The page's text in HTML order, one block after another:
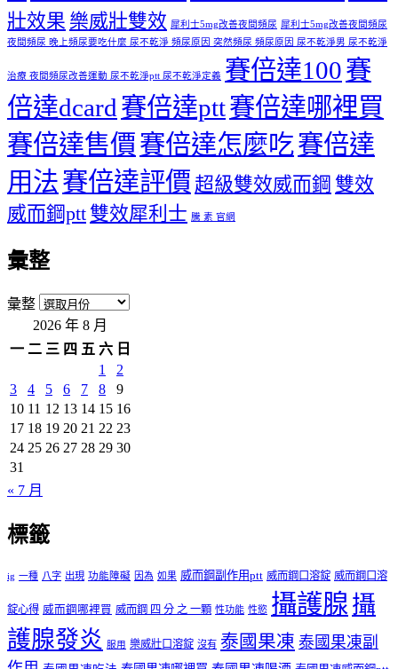
壯效果 樂威壯雙效 犀利士5mg改善夜間頻尿 犀利士5mg改善夜間頻尿
夜間頻尿 晚上頻尿要吃什麼 尿不乾淨 頻尿原因 突然頻尿 頻尿原因 尿不乾淨男 尿不乾淨
治療 夜間頻尿改善運動 尿不乾淨ptt 尿不乾淨定義 賽倍達100賽
倍達dcard 賽倍達ptt賽倍達哪裡買
賽倍達售價 賽倍達怎麼吃賽倍達
用法賽倍達評價 超級雙效威而鋼 雙效
威而鋼ptt 雙效犀利士 騰 素 官網
彙整
彙整
2026 年 8 月
一 二 三 四 五 六 日
1
2
3
4 5 6 7 8
9
10 11 12 13 14 15 16
17 18 19 20 21 22 23
24 25 26 27 28 29 30
31
« 7 月
標籤
ig 一種 八字 出現 功能障礙 因為 如果 威而鋼副作用ptt 威而鋼口溶錠 威而鋼口溶
錠心得 威而鋼哪裡買 威而鋼 四 分 之 一顆 性功能 性慾 攝護腺 攝
護腺發炎
服用 樂威壯口溶錠 沒有 泰國果凍 泰國果凍副